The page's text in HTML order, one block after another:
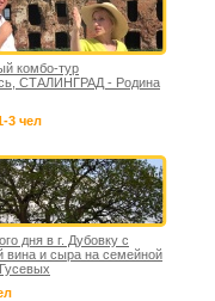
комбо-тур
СТАЛИНГРАД - Родина
3 чел
дня в г. Дубовку с
вина и сыра на семейной